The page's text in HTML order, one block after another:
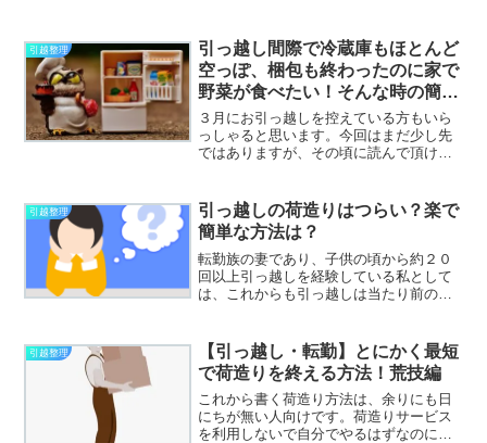
れば後は何とかなるのではないかとすら
思っています。お掃除も...
引越整理
引っ越し間際で冷蔵庫もほとんど
空っぽ、梱包も終わったのに家で
野菜が食べたい！そんな時の簡単
便利なおすすめはこれ！
３月にお引っ越しを控えている方もいら
っしゃると思います。今回はまだ少し先
ではありますが、その頃に読んで頂ける
ない。でも外食ばかりだと野菜不足を感
じる・・・そんな時に個人...
引越整理
引っ越しの荷造りはつらい？楽で
簡単な方法は？
転勤族の妻であり、子供の頃から約２０
回以上引っ越しを経験している私として
は、これからも引っ越しは当たり前のよ
転勤族と地元密着の方とでは常識が違う
のでは？よく、地元から殆...
引越整理
【引っ越し・転勤】とにかく最短
で荷造りを終える方法！荒技編
これから書く荷造り方法は、余りにも日
にちが無い人向けです。荷造りサービス
を利用しないで自分でやるはずなのに先